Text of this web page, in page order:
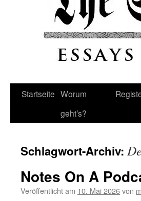
Startseite Worum
geht’s?
Schlagwort-Archiv:
Notes On A
Veröffentlicht am 10. Mai 2026von